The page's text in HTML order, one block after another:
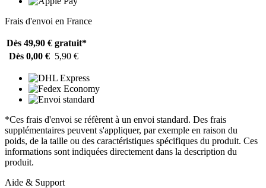
Frais d'envoi en France
Dès 49,90 € gratuit*
Dès 0,00 € 5,90 €
*Ces frais d'envoi se réfèrent à un envoi standard. Des frais
supplémentaires peuvent s'appliquer, par exemple en raison du
poids, de la taille ou des caractéristiques spécifiques du produit. Ces
informations sont indiquées directement dans la description du
produit.
Aide & Support